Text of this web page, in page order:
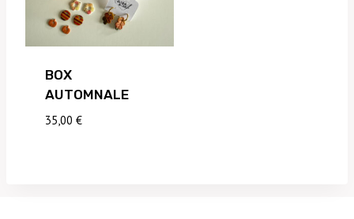
BOX
AUTOMNALE
35,00 €